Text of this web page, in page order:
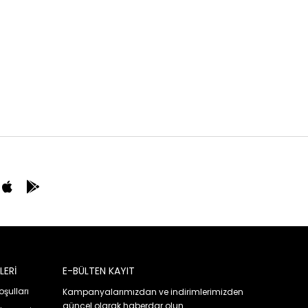
E-BÜLTEN KAYIT
Kampanyalarımızdan ve indirimlerimizden